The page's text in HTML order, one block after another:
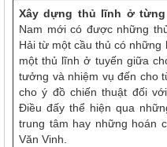
Xây dựng thủ lĩnh ở từng
Nam mới có được những
Hải từ một cầu thủ có
một thủ lĩnh ở tuyến giữa
tưởng và nhiệm vụ đến cho
cho ý đồ chiến thuật đối
Điều đấy thể hiện qua
trung tâm hay những hoán
Văn Vinh.